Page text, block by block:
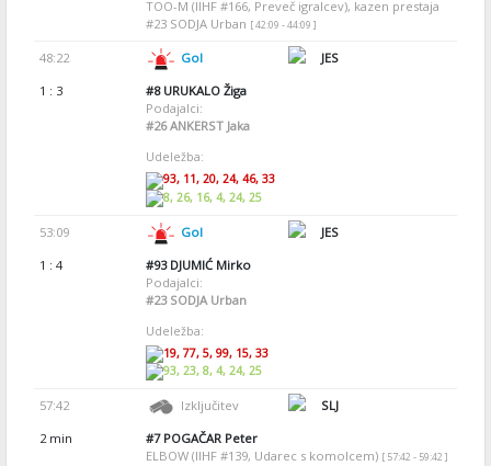
TOO-M (IIHF #166, Preveč igralcev), kazen prestaja
#23 SODJA Urban [ 42:09 - 44:09 ]
48:22 Gol
JES
1 : 3
#8URUKALO Žiga
Podajalci:
#26ANKERST Jaka
Udeležba:
93, 11, 20, 24, 46, 33
8, 26, 16, 4, 24, 25
53:09 Gol
JES
1 : 4
#93DJUMIĆ Mirko
Podajalci:
#23SODJA Urban
Udeležba:
19, 77, 5, 99, 15, 33
93, 23, 8, 4, 24, 25
57:42 Izključitev
SLJ
2 min
#7POGAČAR Peter
ELBOW (IIHF #139, Udarec s komolcem) [ 57:42 - 59:42 ]